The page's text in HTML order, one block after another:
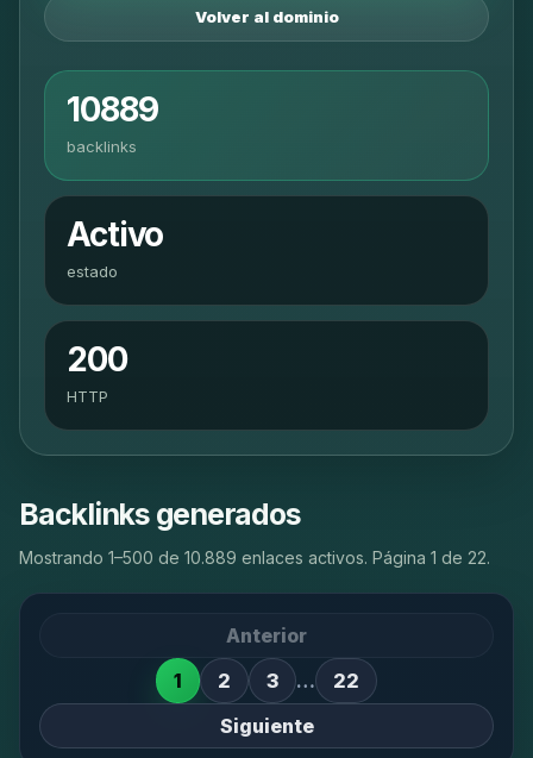
Volver al dominio
10889
backlinks
Activo
estado
200
HTTP
Backlinks generados
Mostrando 1–500 de 10.889 enlaces activos. Página 1 de 22.
Anterior
1
2 3 …
22
Siguiente